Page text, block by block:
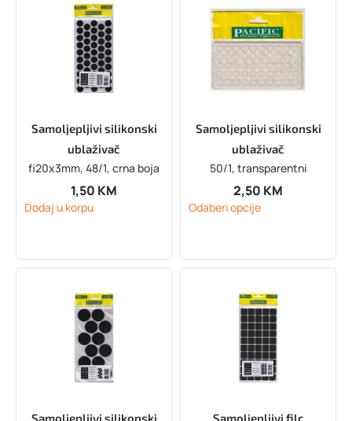
Samoljepljivi silikonski
ublaživač
fi20x3mm, 48/1, crna boja
1,50 KM
Dodaj u korpu
Samoljepljivi silikonski
ublaživač
50/1, transparentni
2,50 KM
Odaberi opcije
Samoljepljivi silikonski
Samoljepljivi filc